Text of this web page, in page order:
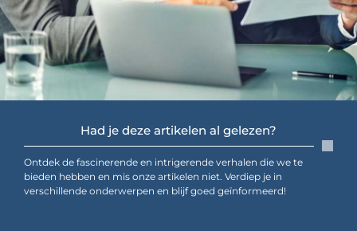
Had je deze artikelen al gelezen?
Ontdek de fascinerende en intrigerende verhalen die we te
bieden hebben en mis onze artikelen niet. Verdiep je in
verschillende onderwerpen en blijf goed geïnformeerd!